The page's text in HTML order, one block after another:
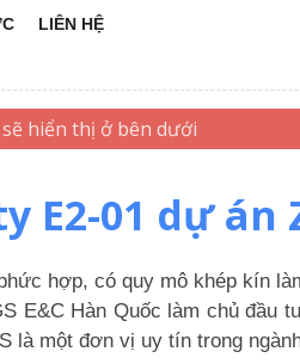
LIÊN HỆ
E2-01 dự
hợp, có quy mô khép kín
E&C Hàn Quốc làm chủ đầu
một đơn vị uy tín trong